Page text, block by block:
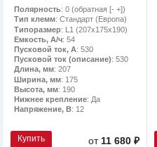
Полярность: 0 (обратная [- +])
Тип клемм: Стандарт (Европа)
Типоразмер: L1 (207x175x190)
Емкость, А/ч: 54
Пусковой ток, А: 530
Пусковой ток (описание): 530
Длина, мм: 207
Ширина, мм: 175
Высота, мм: 190
Нижнее крепление: Да
Напряжение, В: 12
Купить от 11 680 ₽